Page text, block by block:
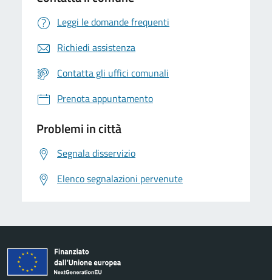
Leggi le domande frequenti
Richiedi assistenza
Contatta gli uffici comunali
Prenota appuntamento
Problemi in città
Segnala disservizio
Elenco segnalazioni pervenute